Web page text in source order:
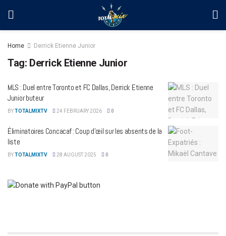
Home Derrick Etienne Junior
Tag: Derrick Etienne Junior
MLS : Duel entre Toronto et FC Dallas, Derrick Etienne
Junior buteur
BYTOTALMIXTV 24 FEBRUARY 2026 0
Éliminatoires Concacaf : Coup d’œil sur les absents de la
liste
BYTOTALMIXTV 28 AUGUST 2025 0